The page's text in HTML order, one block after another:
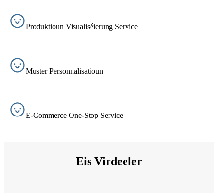
Produktioun Visualiséierung Service
Muster Personnalisatioun
E-Commerce One-Stop Service
Eis Virdeeler